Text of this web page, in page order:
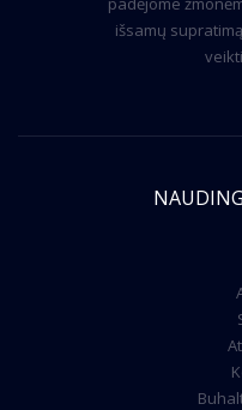
išsamų